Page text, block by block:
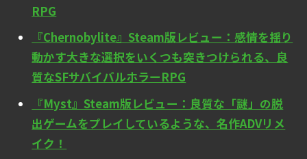
RPG
『Chernobylite』Steam版レビュー：感情を揺り
動かす大きな選択をいくつも突きつけられる、良
質なSFサバイバルホラーRPG
『Myst』Steam版レビュー：良質な「謎」の脱
出ゲームをプレイしているような、名作ADVリメ
イク！